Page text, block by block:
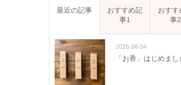
最近の記事
おすすめ記
事1
おすす
事2
2026.08.04
「お香」はじめまし